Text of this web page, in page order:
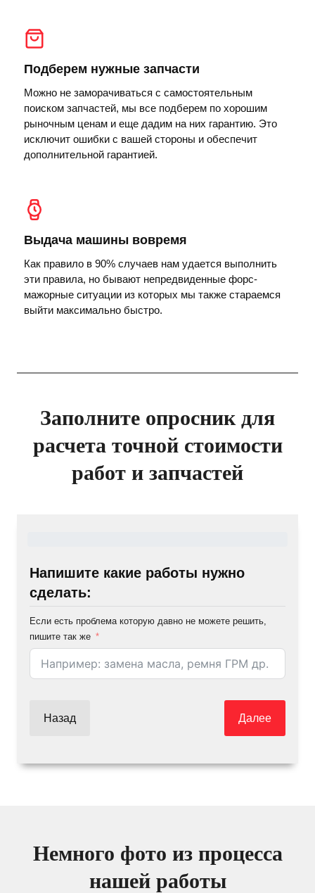
Подберем нужные запчасти
Можно не заморачиваться с самостоятельным
поиском запчастей, мы все подберем по хорошим
рыночным ценам и еще дадим на них гарантию. Это
исключит ошибки с вашей стороны и обеспечит
дополнительной гарантией.
Выдача машины вовремя
Как правило в 90% случаев нам удается выполнить
эти правила, но бывают непредвиденные форс-
мажорные ситуации из которых мы также стараемся
выйти максимально быстро.
Заполните опросник для
расчета точной стоимости
работ и запчастей
Напишите какие работы нужно
сделать:
Если есть проблема которую давно не можете решить,
пишите так же
Назад Далее
Немного фото из процесса
нашей работы